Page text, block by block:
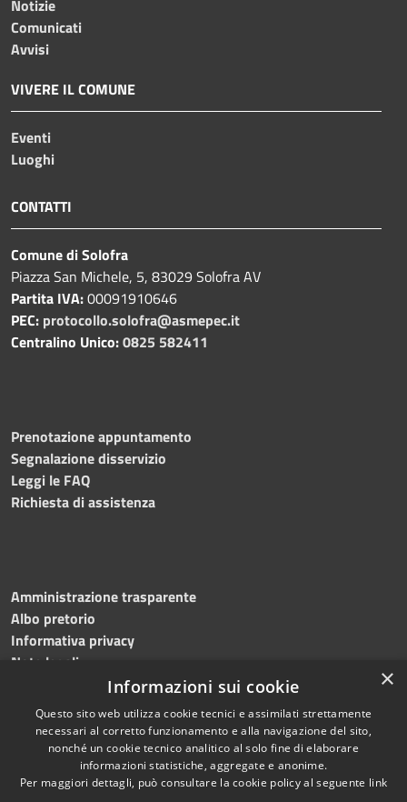
Notizie
Comunicati
Avvisi
VIVERE IL COMUNE
Eventi
Luoghi
CONTATTI
Comune di Solofra
Piazza San Michele, 5, 83029 Solofra AV
Partita IVA:00091910646
PEC: protocollo.solofra@asmepec.it
Centralino Unico:0825 582411
Prenotazione appuntamento
Segnalazione disservizio
Leggi le FAQ
Richiesta di assistenza
Amministrazione trasparente
Albo pretorio
Informativa privacy
Note legali
Dichiarazione di accessibilità
Accessibilità
Copyright © 2026 • Comune di
Solofra • Powered by
×
Informazioni sui cookie
Questo sito web utilizza cookie tecnici e assimilati strettamente
necessari al corretto funzionamento e alla navigazione del sito,
nonché un cookie tecnico analitico al solo fine di elaborare
informazioni statistiche, aggregate e anonime.
Per maggiori dettagli, può consultare la cookie policy al seguente link